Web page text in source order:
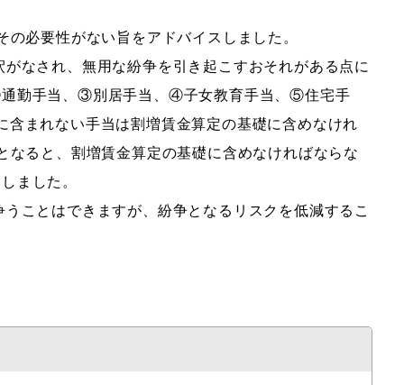
必要性がない旨をアドバイスしました。
なされ、無用な紛争を引き起こすおそれがある点に
通勤手当、③別居手当、④子女教育手当、⑤住宅手
まれない手当は割増賃金算定の基礎に含めなけれ
ると、割増賃金算定の基礎に含めなければならな
ました。
ことはできますが、紛争となるリスクを低減するこ